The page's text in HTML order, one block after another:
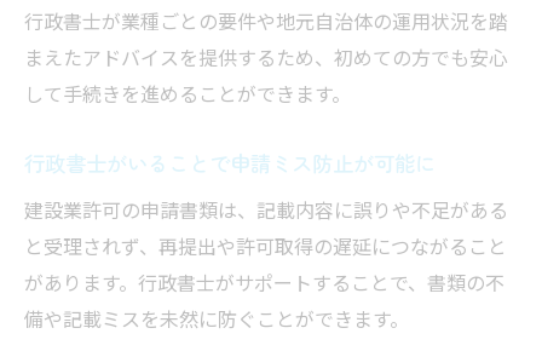
行政書士が業種ごとの要件や地元自治体の運用状況を踏
まえたアドバイスを提供するため、初めての方でも安心
して手続きを進めることができます。
行政書士がいることで申請ミス防止が可能に
建設業許可の申請書類は、記載内容に誤りや不足がある
と受理されず、再提出や許可取得の遅延につながること
があります。行政書士がサポートすることで、書類の不
備や記載ミスを未然に防ぐことができます。